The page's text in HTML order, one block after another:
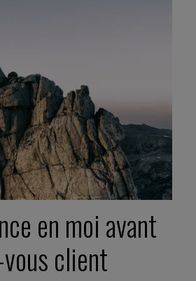
en moi avant
client